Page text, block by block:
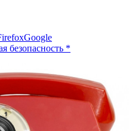
Google
безопасность *